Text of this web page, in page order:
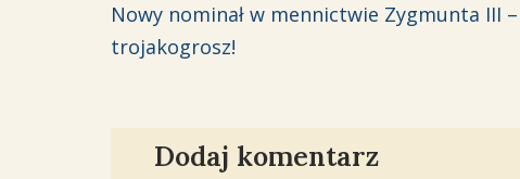
Nowy nominał w mennictwie Zygmunta III –
trojakogrosz!
Dodaj komentarz